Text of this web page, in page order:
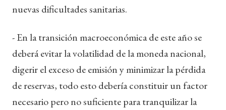
nuevas dificultades sanitarias.
- En la transición macroeconómica de este año se
deberá evitar la volatilidad de la moneda nacional,
digerir el exceso de emisión y minimizar la pérdida
de reservas, todo esto debería constituir un factor
necesario pero no suficiente para tranquilizar la